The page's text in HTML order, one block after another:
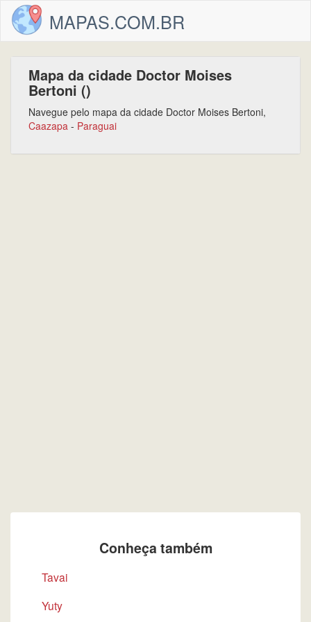
MAPAS.COM.BR
Mapa da cidade Doctor Moises
Bertoni ()
Navegue pelo mapa da cidade Doctor Moises Bertoni,
Caazapa - Paraguai
Conheça também
Tavai
Yuty